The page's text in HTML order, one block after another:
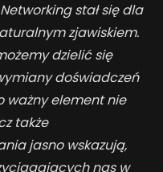
stał się dla
zjawiskiem.
dzielić się
doświadczeń
ważny element nie
także
jasno wskazują,
nas w